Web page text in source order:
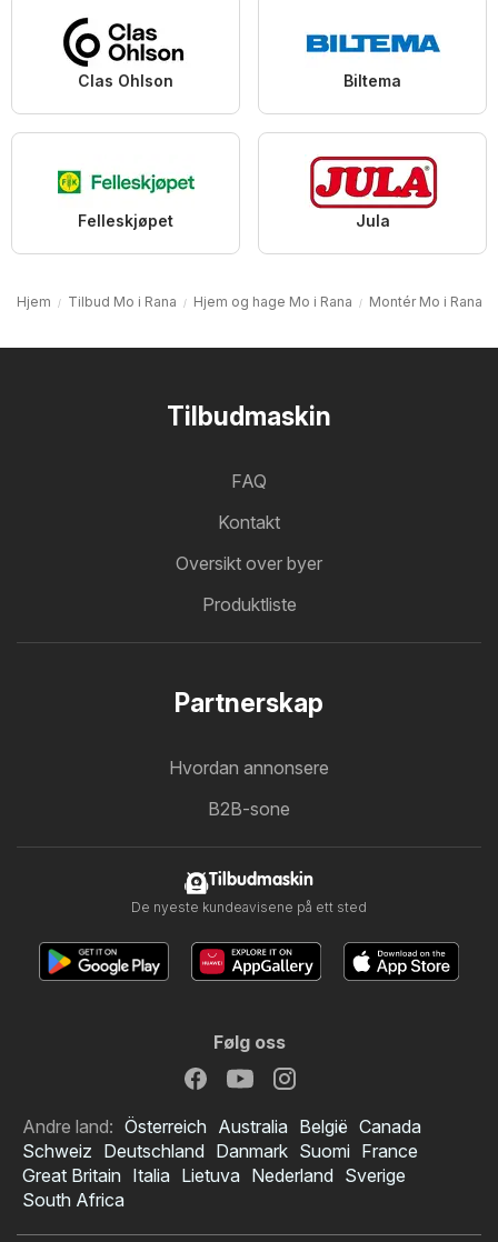
Clas Ohlson Biltema
Felleskjøpet Jula
Hjem Tilbud Mo i Rana Hjem og hage Mo i Rana Montér Mo i Rana
Tilbudmaskin
FAQ
Kontakt
Oversikt over byer
Produktliste
Partnerskap
Hvordan annonsere
B2B-sone
Tilbudmaskin
De nyeste kundeavisene på ett sted
Følg oss
Andre land: Österreich Australia België Canada
Schweiz Deutschland Danmark Suomi France
Great Britain Italia Lietuva Nederland Sverige
South Africa